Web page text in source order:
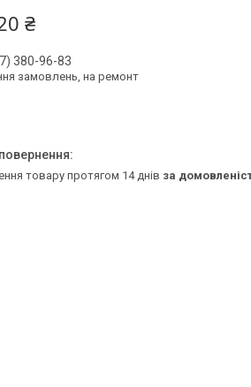
₴
380-96-83
замовлень, на ремонт
товару протягом 14 днів за